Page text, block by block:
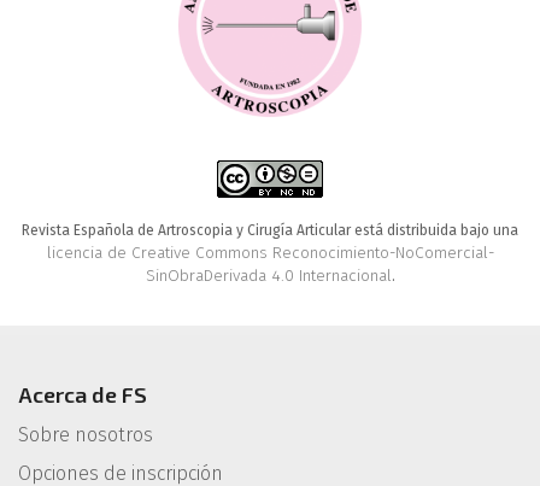
Revista Española de Artroscopia y Cirugía Articular está distribuida bajo una
licencia de Creative Commons Reconocimiento-NoComercial-
SinObraDerivada 4.0 Internacional.
Acerca de FS
Sobre nosotros
Opciones de inscripción